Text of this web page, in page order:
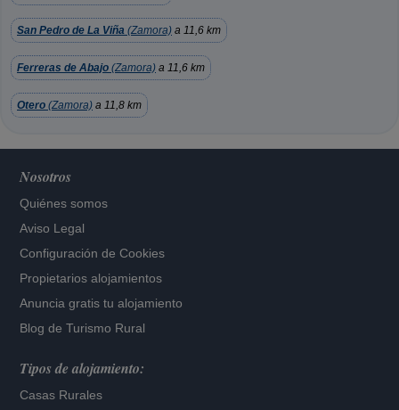
San Pedro de La Viña (Zamora) a 11,6 km
Ferreras de Abajo (Zamora) a 11,6 km
Otero (Zamora) a 11,8 km
Nosotros
Quiénes somos
Aviso Legal
Configuración de Cookies
Propietarios alojamientos
Anuncia gratis tu alojamiento
Blog de Turismo Rural
Tipos de alojamiento:
Casas Rurales